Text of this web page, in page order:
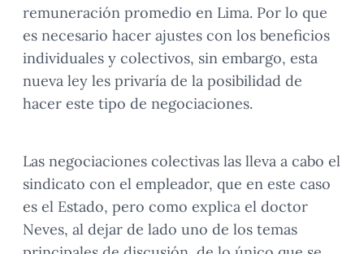
remuneración promedio en Lima. Por lo que
es necesario hacer ajustes con los beneficios
individuales y colectivos, sin embargo, esta
nueva ley les privaría de la posibilidad de
hacer este tipo de negociaciones.
Las negociaciones colectivas las lleva a cabo el
sindicato con el empleador, que en este caso
es el Estado, pero como explica el doctor
Neves, al dejar de lado uno de los temas